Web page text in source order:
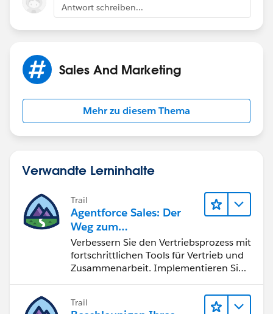
Antwort schreiben...
Sales And Marketing
Mehr zu diesem Thema
Verwandte Lerninhalte
Trail
Agentforce Sales: Der
Weg zum
Vertriebsspezialisten
Verbessern Sie den Vertriebsprozess mit
fortschrittlichen Tools für Vertrieb und
Zusammenarbeit. Implementieren Sie
schließen Sie den Lead-zu-Cash-Zyklus
erfolgreich ab.
Trail